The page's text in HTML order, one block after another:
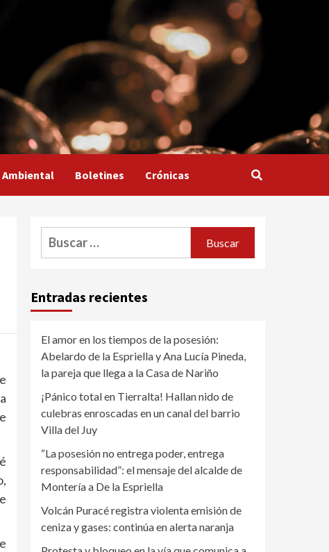
Ambiental Boletines Crónicas
Buscar:
Entradas recientes
El amor en los tiempos de la posesión:
Abelardo de la Espriella y Ana Lucía Pineda,
la pareja que llega a la Casa de Nariño
¡Pánico total en Tierralta! Hallan nido de
culebras enroscadas en un canal del barrio
Villa del Juy
“La posesión no entrega poder, entrega
responsabilidad”: el mensaje del alcalde de
Montería a De la Espriella
Volcán Puracé registra violenta emisión de
ceniza y gases: continúa en alerta naranja